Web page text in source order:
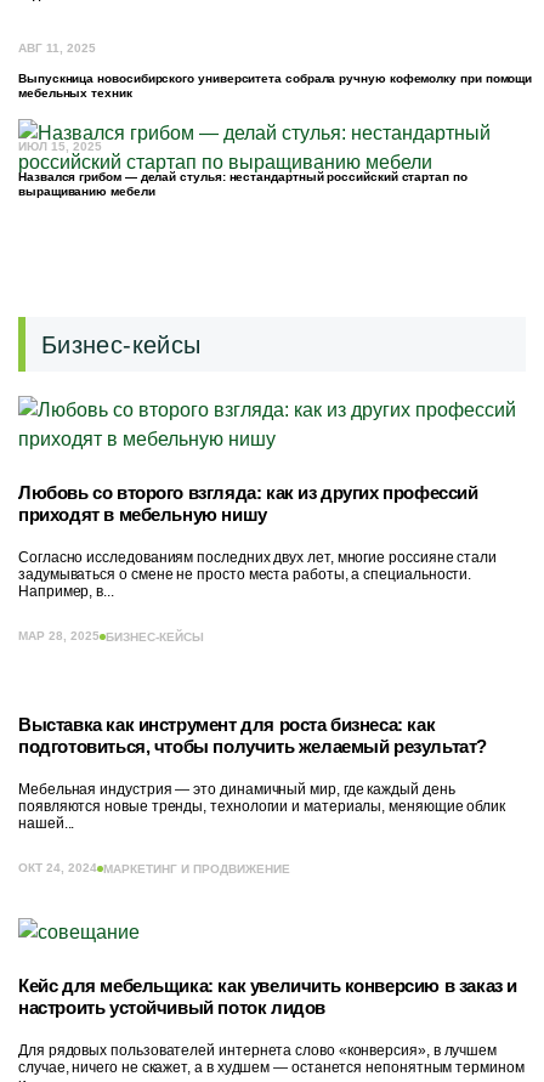
АВГ 11, 2025
Выпускница новосибирского университета собрала ручную кофемолку при помощи
мебельных техник
ИЮЛ 15, 2025
Назвался грибом — делай стулья: нестандартный российский стартап по
выращиванию мебели
Бизнес-кейсы
Любовь со второго взгляда: как из других профессий
приходят в мебельную нишу
Согласно исследованиям последних двух лет, многие россияне стали
задумываться о смене не просто места работы, а специальности.
Например, в...
МАР 28, 2025 БИЗНЕС-КЕЙСЫ
Выставка как инструмент для роста бизнеса: как
подготовиться, чтобы получить желаемый результат?
Мебельная индустрия — это динамичный мир, где каждый день
появляются новые тренды, технологии и материалы, меняющие облик
нашей...
ОКТ 24, 2024 МАРКЕТИНГ И ПРОДВИЖЕНИЕ
Кейс для мебельщика: как увеличить конверсию в заказ и
настроить устойчивый поток лидов
Для рядовых пользователей интернета слово «конверсия», в лучшем
случае, ничего не скажет, а в худшем — останется непонятным термином